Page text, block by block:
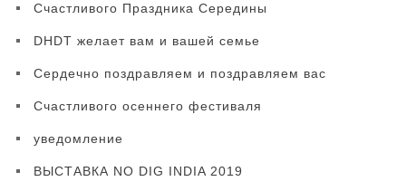
Счастливого Праздника Середины
Осени
DHDT желает вам и вашей семье
счастливого, здорового и благополучного
Нового 2022 года.
Сердечно поздравляем и поздравляем вас
и вашу семью с Днем благодарения!
Счастливого осеннего фестиваля
уведомление
ВЫСТАВКА NO DIG INDIA 2019